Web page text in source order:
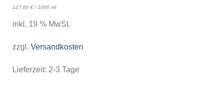
127,00 €/ 1000 ml
inkl. 19 % MwSt.
zzgl. Versandkosten
Lieferzeit: 2-3 Tage